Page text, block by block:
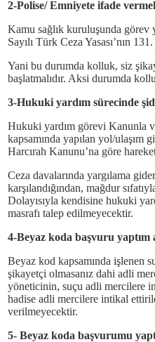
2-Polise/ Emniyete ifade
Kamu sağlık kuruluşunda görev
Sayılı Türk Ceza Yasası’nın
Yani bu durumda kolluk, siz
başlatmalıdır. Aksi durumda
3-Hukuki yardım sürecinde
Hukuki yardım görevi Kanunla
kapsamında yapılan yol/ulaşım
Harcırah Kanunu’na göre
Ceza davalarında yargılama
karşılandığından, mağdur
Dolayısıyla kendisine hukuki
masrafı talep edilmeyecektir.
4-Beyaz koda başvuru
Beyaz kod kapsamında işlenen
şikayetçi olmasanız dahi adli
yöneticinin, suçu adli mercilere
hadise adli mercilere intikal
verilmeyecektir.
5- Beyaz koda başvurumu